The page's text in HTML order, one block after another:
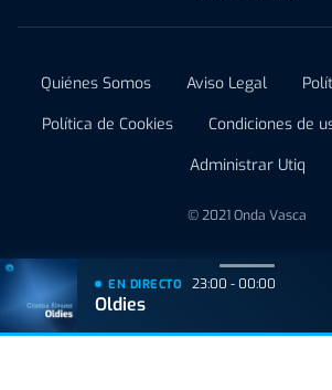
Quiénes Somos Aviso Legal
Política de Cookies
Condiciones de
Administrar Utiq
© 2021 Onda Vasca
EN DIRECTO 23:00 - 00:00
Oldies